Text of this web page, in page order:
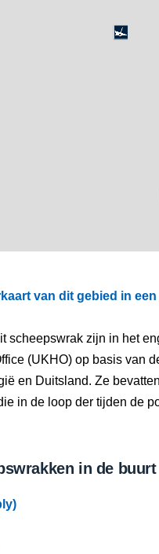
van dit gebied in
scheepswrak zijn in het
(UKHO) op basis van
en Duitsland. Ze
in de loop der tijden de
in de buurt